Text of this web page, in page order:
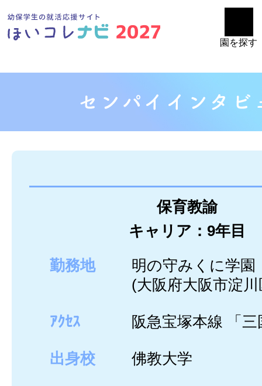
園を探す
保育教諭
キャリア：9年目
勤務地
明の守みくに学園
(大阪府大阪市淀
ｱｸｾｽ 阪急宝塚本線 「三
出身校 佛教大学